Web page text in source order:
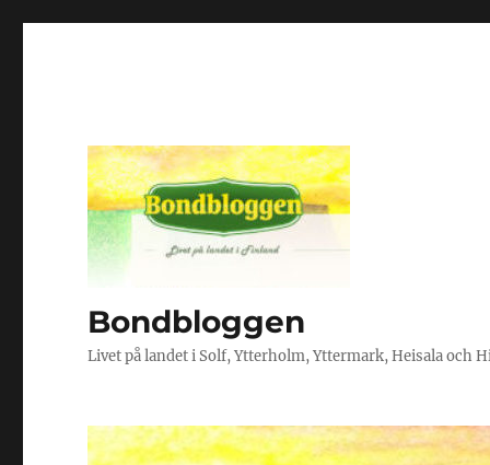
Bondbloggen
Livet på landet i Solf, Ytterholm, Yttermark, Heisala och